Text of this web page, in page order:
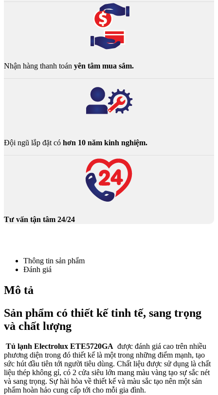
Nhận hàng thanh toán yên tâm mua sắm.
Đội ngũ lắp đặt có hơn 10 năm kinh nghiệm.
Tư vấn tận tâm 24/24
Thông tin sản phẩm
Đánh giá
Mô tả
Sản phẩm có thiết kế tinh tế, sang trọng
và chất lượng
Tủ lạnh Electrolux ETE5720GA được đánh giá cao trên nhiều
phương diện trong đó thiết kế là một trong những điểm mạnh, tạo
sức hút đầu tiên tới người tiêu dùng. Chất liệu được sử dụng là chất
liệu thép không gỉ, có 2 cửa siêu lớn mang màu vàng tạo sự sắc nét
và sang trọng. Sự hài hòa về thiết kế và màu sắc tạo nên một sản
phẩm hoàn hảo cung cấp tới cho mỗi gia đình.